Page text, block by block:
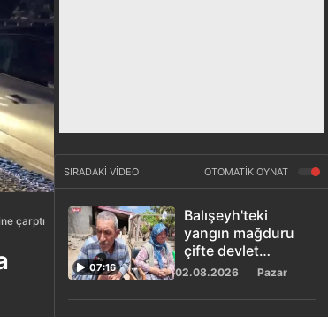
çarptı
SIRADAKİ VİDEO OTOMATİK OYNAT
07:16
Balışeyh'teki
yangın mağduru
çifte devlet
şefkati
02.08.2026 Pazar